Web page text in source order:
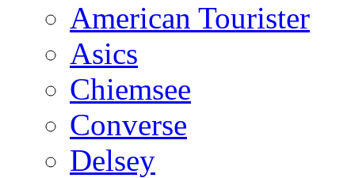
American Tourister
Asics
Chiemsee
Converse
Delsey